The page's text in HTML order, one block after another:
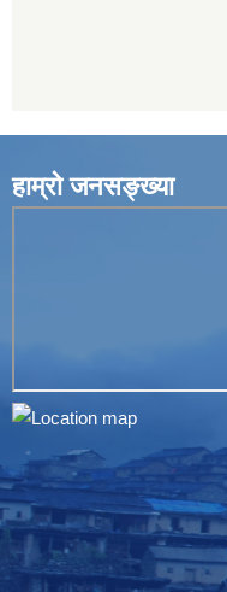
हाम्रो जनसङ्ख्या